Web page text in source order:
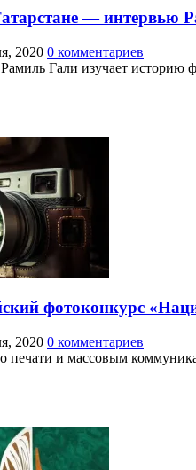
— интервью
2020 0 комментариев
Гали изучает историю
фотоконкурс
2020 0 комментариев
печати и массовым